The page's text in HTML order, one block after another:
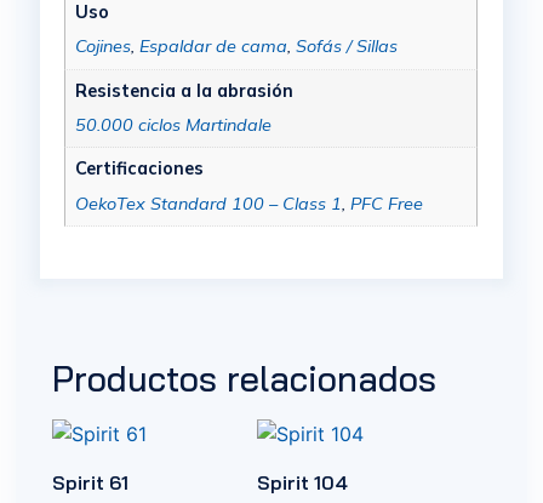
Uso
Cojines, Espaldar de cama, Sofás / Sillas
Resistencia a la abrasión
50.000 ciclos Martindale
Certificaciones
OekoTex Standard 100 – Class 1, PFC Free
Productos relacionados
Spirit 61 Spirit 104